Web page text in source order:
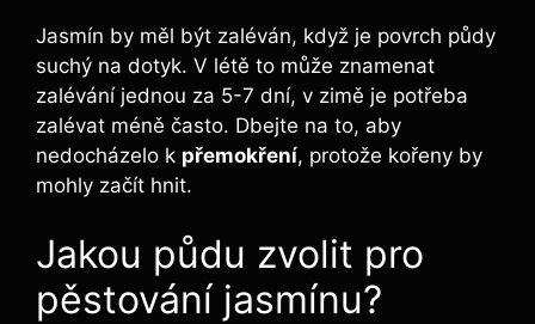
Jasmín by měl být zaléván, když je povrch půdy
suchý na dotyk. V létě to může znamenat
zalévání jednou za 5-7 dní, v zimě je potřeba
zalévat méně často. Dbejte na to, aby
nedocházelo k přemokření, protože kořeny by
mohly začít hnit.
Jakou půdu zvolit pro
pěstování jasmínu?